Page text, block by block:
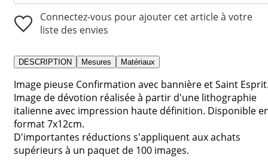
Connectez-vous pour ajouter cet article à votre
liste des envies
DESCRIPTION Mesures Matériaux
Image pieuse Confirmation avec bannière et Saint
Image de dévotion réalisée à partir d'une lithographie
italienne avec impression haute définition. Disponible
format 7x12cm.
D'importantes réductions s'appliquent aux achats
supérieurs à un paquet de 100 images.